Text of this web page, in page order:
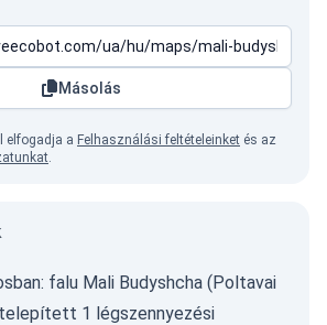
Másolás
elfogadja a Felhasználási feltételeinket és az
.
falu Mali Budyshcha (Poltavai
1 légszennyezési